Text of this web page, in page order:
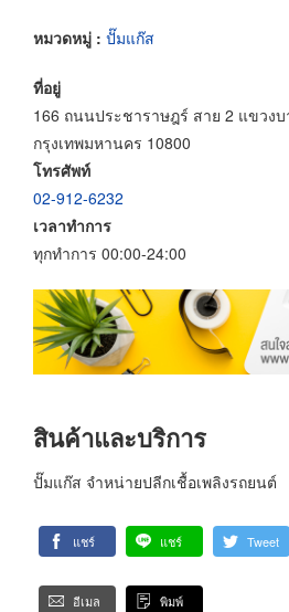
หมวดหมู่ : ปั๊มแก๊ส
ที่อยู่
166 ถนนประชาราษฎร์ สาย 2 แขวง
กรุงเทพมหานคร 10800
โทรศัพท์
02-912-6232
เวลาทำการ
ทุกทำการ 00:00-24:00
สินค้าและบริการ
ปั๊มแก๊ส จำหน่ายปลีกเชื้อเพลิงรถยนต์
แชร์ แชร์ Tweet
อีเมล พิมพ์